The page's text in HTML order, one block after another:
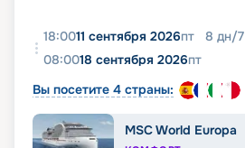
18:0011 сентября 2026пт 8 дн/7
08:0018 сентября 2026пт
Вы посетите 4 страны:
MSC World Europa